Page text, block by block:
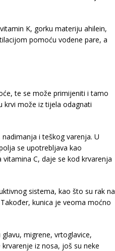
K, gorku materiju ahilein,
pomoću vodene pare, a
te se može primijeniti i tamo
krvi može iz tijela odagnati
i teškog varenja. U
se upotrebljava kao
C, daje se kod krvarenja
sistema, kao što su rak na
kunica je veoma moćno
migrene, vrtoglavice,
iz nosa, još su neke